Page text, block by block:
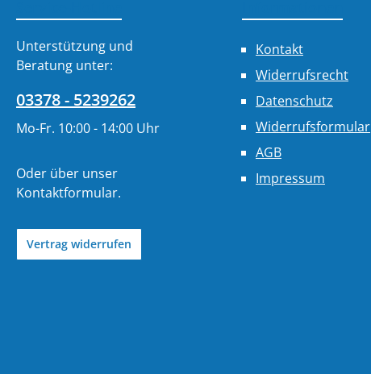
Unterstützung und
Beratung unter:
03378 - 5239262
Mo-Fr. 10:00 - 14:00 Uhr
Oder über unser
Kontaktformular.
Vertrag widerrufen
Kontakt
Widerrufsrecht
Datenschutz
Widerrufsformular
AGB
Impressum